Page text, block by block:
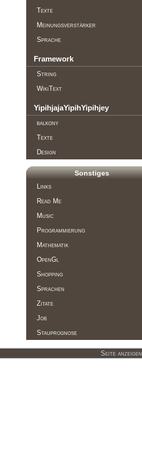
Texte
Meinungsverstärker
Sprache
Framework
String
WikiText
YipihjajaYipihYipihjey
balkony
Texte
Design
Sonstiges
Links
Read Me
Music
Programmierung
Mathematik
OpenGl
Shopping
Sprachen
Zitate
Job
Stauprognose
Seite anzeigen